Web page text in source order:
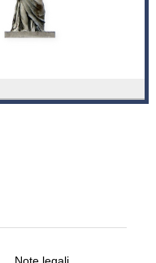
Note legali